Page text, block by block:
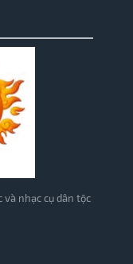
và nhạc cụ dân tộc